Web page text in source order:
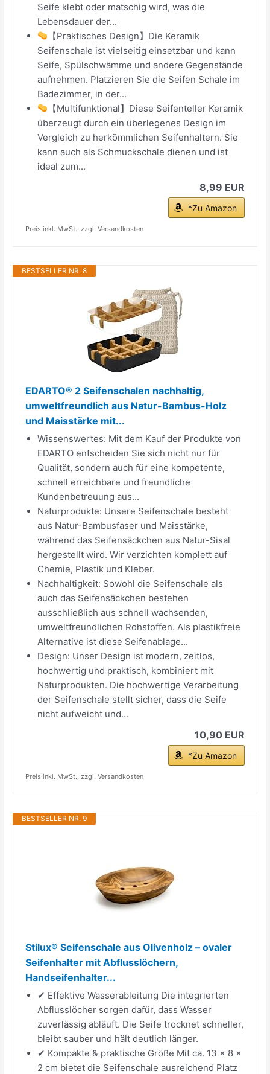
Seife klebt oder matschig wird, was die
Lebensdauer der...
【Praktisches Design】Die Keramik
Seifenschale ist vielseitig einsetzbar und kann
Seife, Spülschwämme und andere Gegenstände
aufnehmen. Platzieren Sie die Seifen Schale im
Badezimmer, in der...
【Multifunktional】Diese Seifenteller Keramik
überzeugt durch ein überlegenes Design im
Vergleich zu herkömmlichen Seifenhaltern. Sie
kann auch als Schmuckschale dienen und ist
ideal zum...
8,99 EUR
*Zu Amazon
Preis inkl. MwSt., zzgl. Versandkosten
BESTSELLER NR. 8
EDARTO® 2 Seifenschalen nachhaltig,
umweltfreundlich aus Natur-Bambus-Holz
und Maisstärke mit...
Wissenswertes: Mit dem Kauf der Produkte von
EDARTO entscheiden Sie sich nicht nur für
Qualität, sondern auch für eine kompetente,
schnell erreichbare und freundliche
Kundenbetreuung aus...
Naturprodukte: Unsere Seifenschale besteht
aus Natur-Bambusfaser und Maisstärke,
während das Seifensäckchen aus Natur-Sisal
hergestellt wird. Wir verzichten komplett auf
Chemie, Plastik und Kleber.
Nachhaltigkeit: Sowohl die Seifenschale als
auch das Seifensäckchen bestehen
ausschließlich aus schnell wachsenden,
umweltfreundlichen Rohstoffen. Als plastikfreie
Alternative ist diese Seifenablage...
Design: Unser Design ist modern, zeitlos,
hochwertig und praktisch, kombiniert mit
Naturprodukten. Die hochwertige Verarbeitung
der Seifenschale stellt sicher, dass die Seife
nicht aufweicht und...
10,90 EUR
*Zu Amazon
Preis inkl. MwSt., zzgl. Versandkosten
BESTSELLER NR. 9
Stilux® Seifenschale aus Olivenholz – ovaler
Seifenhalter mit Abflusslöchern,
Handseifenhalter...
✔ Effektive Wasserableitung Die integrierten
Abflusslöcher sorgen dafür, dass Wasser
zuverlässig abläuft. Die Seife trocknet schneller,
bleibt sauber und hält deutlich länger.
✔ Kompakte & praktische Größe Mit ca. 13 × 8 ×
2 cm bietet die Seifenschale ausreichend Platz